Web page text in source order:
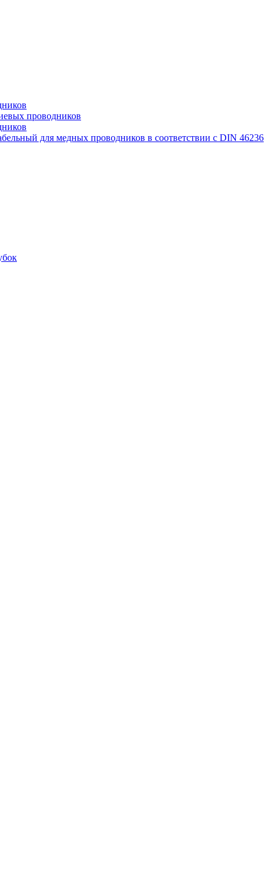
проводников
для медных проводников в соответствии с DIN 46236